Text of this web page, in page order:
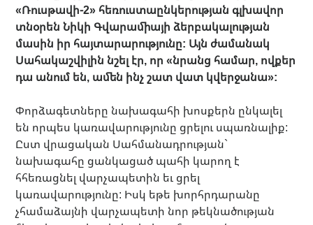
«Ռուսթավի-2» հեռուստաընկերության գլխավոր
տնօրեն Նիկի Գվարամիայի ձերբակալության
մասին իր հայտարարությունը: Այն ժամանակ
Սահակաշվիլին նշել էր, որ «նրանց համար, ովքեր
դա անում են, ամեն ինչ շատ վատ կվերջանա»:
Փորձագետները նախագահի խոսքերն ընկալել
են որպես կառավարությունը ցրելու սպառնալիք:
Ըստ վրացական Սահմանադրության`
նախագահը ցանկացած պահի կարող է
հհեռացնել վարչապետին եւ ցրել
կառավարությունը: Իսկ եթե խորհրդարանը
չհամաձայնի վարչապետի նոր թեկնածության